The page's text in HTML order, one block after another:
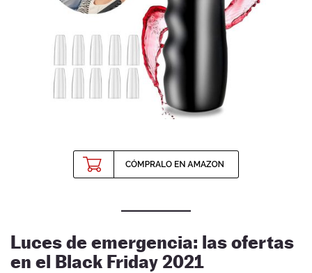
Luces de emergencia: las ofertas
en el Black Friday 2021